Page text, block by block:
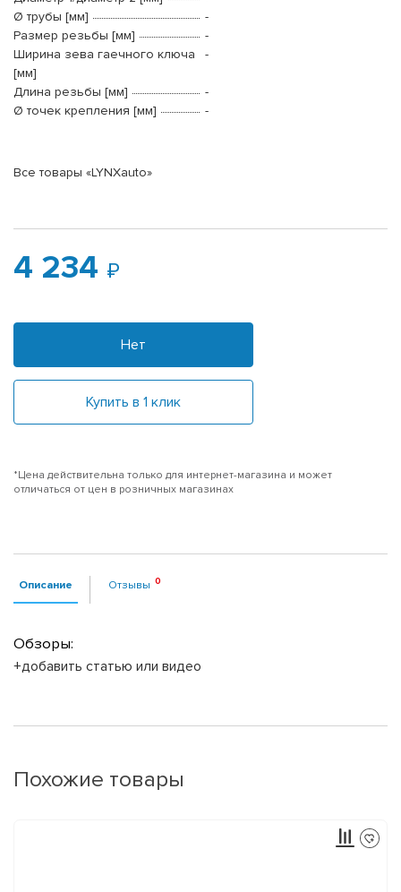
Ø трубы [мм]
-
Размер резьбы [мм]
-
Ширина зева гаечного ключа
[мм]
-
Длина резьбы [мм]
-
Ø точек крепления [мм]
-
Все товары «LYNXauto»
4 234
Нет
Купить в 1 клик
*Цена действительна только для интернет-магазина и может
отличаться от цен в розничных магазинах
Описание Отзывы
Обзоры:
+добавить статью или видео
Похожие товары